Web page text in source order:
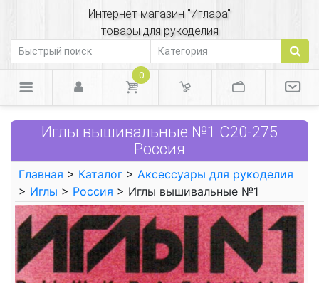
Интернет-магазин "Иглара"
товары для рукоделия
0
Иглы вышивальные №1 С20-275
Россия
Главная > Каталог > Аксессуары для рукоделия
> Иглы > Россия > Иглы вышивальные №1